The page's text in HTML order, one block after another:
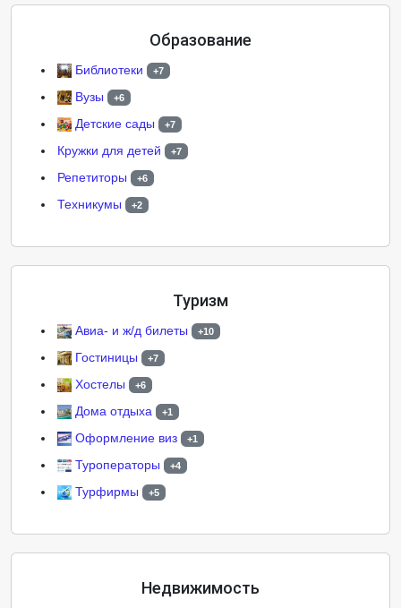
Образование
Библиотеки +7
Вузы +6
Детские сады +7
Кружки для детей +7
Репетиторы +6
Техникумы +2
Туризм
Авиа- и ж/д билеты +10
Гостиницы +7
Хостелы +6
Дома отдыха +1
Оформление виз +1
Туроператоры +4
Турфирмы +5
Недвижимость